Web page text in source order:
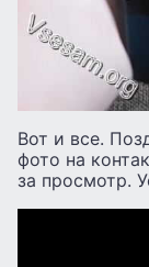
Вот и все.
фото на
за просмотр.